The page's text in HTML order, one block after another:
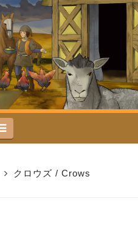
Navigation
クロウズ / Crows